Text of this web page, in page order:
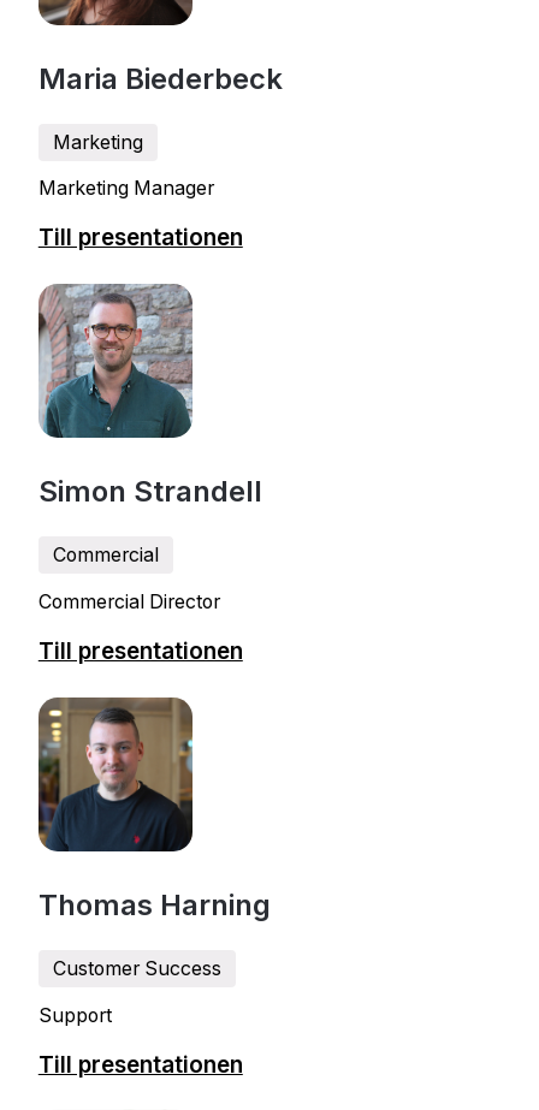
Maria Biederbeck
Marketing
Marketing Manager
Till presentationen
Simon Strandell
Commercial
Commercial Director
Till presentationen
Thomas Harning
Customer Success
Support
Till presentationen